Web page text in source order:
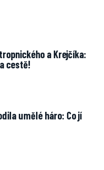
a Krejčíka:
cestě!
umělé háro: Co jí